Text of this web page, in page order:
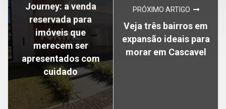
Journey: a venda
reservada para
imóveis que
merecem ser
apresentados com
cuidado
PRÓXIMO ARTIGO
Veja três bairros em
expansão ideais para
morar em Cascavel